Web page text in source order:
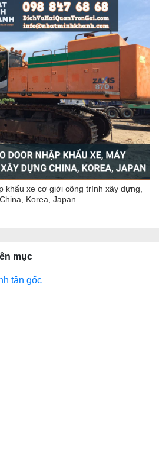
khẩu xe cơ giới công trình xây dựng,
Korea, Japan
mục